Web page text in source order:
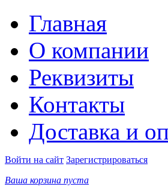
Главная
О компании
Реквизиты
Контакты
Доставка и
Войти на сайт Зарегистрироваться
Ваша корзина пуста